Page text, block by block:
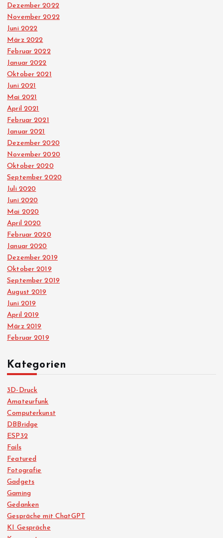
Dezember 2022
November 2022
Juni 2022
März 2022
Februar 2022
Januar 2022
Oktober 2021
Juni 2021
Mai 2021
April 2021
Februar 2021
Januar 2021
Dezember 2020
November 2020
Oktober 2020
September 2020
Juli 2020
Juni 2020
Mai 2020
April 2020
Februar 2020
Januar 2020
Dezember 2019
Oktober 2019
September 2019
August 2019
Juni 2019
April 2019
März 2019
Februar 2019
Kategorien
3D-Druck
Amateurfunk
Computerkunst
DBBridge
ESP32
Fails
Featured
Fotografie
Gadgets
Gaming
Gedanken
Gespräche mit ChatGPT
KI Gespräche